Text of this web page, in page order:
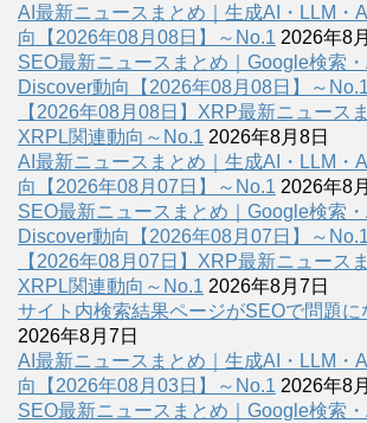
AI最新ニュースまとめ｜生成AI・LLM・
向【2026年08月08日】～No.1 2026年8
SEO最新ニュースまとめ｜Google検索・
Discover動向【2026年08月08日】～No.1
【2026年08月08日】XRP最新ニュース
XRPL関連動向～No.1 2026年8月8日
AI最新ニュースまとめ｜生成AI・LLM・
向【2026年08月07日】～No.1 2026年8
SEO最新ニュースまとめ｜Google検索・
Discover動向【2026年08月07日】～No.1
【2026年08月07日】XRP最新ニュース
XRPL関連動向～No.1 2026年8月7日
サイト内検索結果ページがSEOで問題
2026年8月7日
AI最新ニュースまとめ｜生成AI・LLM・
向【2026年08月03日】～No.1 2026年8
SEO最新ニュースまとめ｜Google検索・